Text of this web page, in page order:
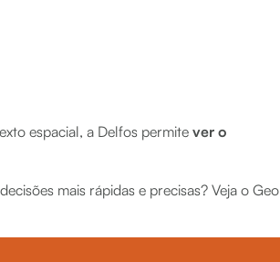
espacial, a Delfos permitever o
mais rápidas e precisas? Veja o Geo